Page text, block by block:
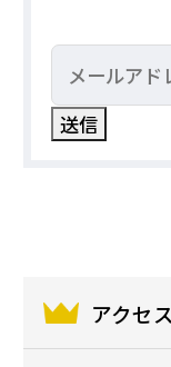
アクセ